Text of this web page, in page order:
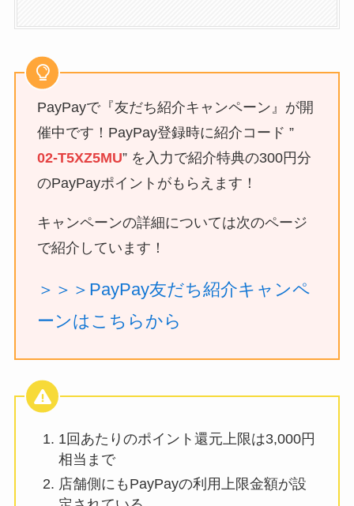
PayPayで『友だち紹介キャンペーン』が開
催中です！PayPay登録時に紹介コード ”
02-T5XZ5MU” を入力で紹介特典の300円分
のPayPayポイントがもらえます！
キャンペーンの詳細については次のページ
で紹介しています！
＞＞＞PayPay友だち紹介キャンペ
ーンはこちらから
1回あたりのポイント還元上限は3,000円
相当まで
店舗側にもPayPayの利用上限金額が設